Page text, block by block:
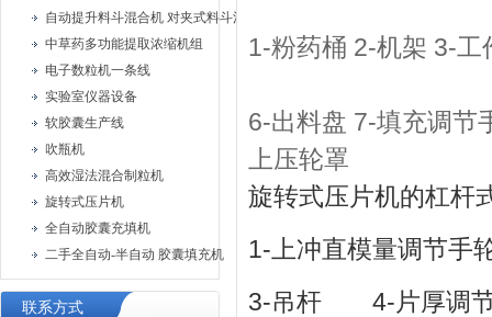
自动提升料斗混合机 对夹式料斗混合机
中草药多功能提取浓缩机组
电子数粒机一条线
实验室仪器设备
软胶囊生产线
吹瓶机
高效湿法混合制粒机
旋转式压片机
全自动胶囊充填机
二手全自动-半自动 胶囊填充机
联系方式
1-粉药桶 2-机架 3-
6-出料盘 7-填充调节
上压轮罩
旋转式压片机的杠杆
1-上冲直模量调节
3-吊杆 4-片厚调